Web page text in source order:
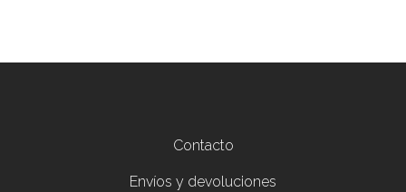
Contacto
Envíos y devoluciones